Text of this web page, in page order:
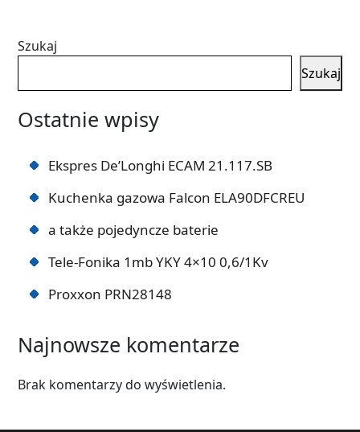
Szukaj
Szukaj
Ostatnie wpisy
Ekspres De’Longhi ECAM 21.117.SB
Kuchenka gazowa Falcon ELA90DFCREU
a także pojedyncze baterie
Tele-Fonika 1mb YKY 4×10 0,6/1Kv
Proxxon PRN28148
Najnowsze komentarze
Brak komentarzy do wyświetlenia.